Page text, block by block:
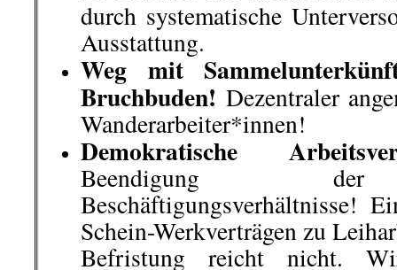
on21. September 2020
Veröffentlicht In:Allgemein,Nico
Zurückblickend auf die letzten
kommentierbare Vorkommnisse
wir hier zur Diskussion stellen.
(Kommis bitte unten eintragen!)